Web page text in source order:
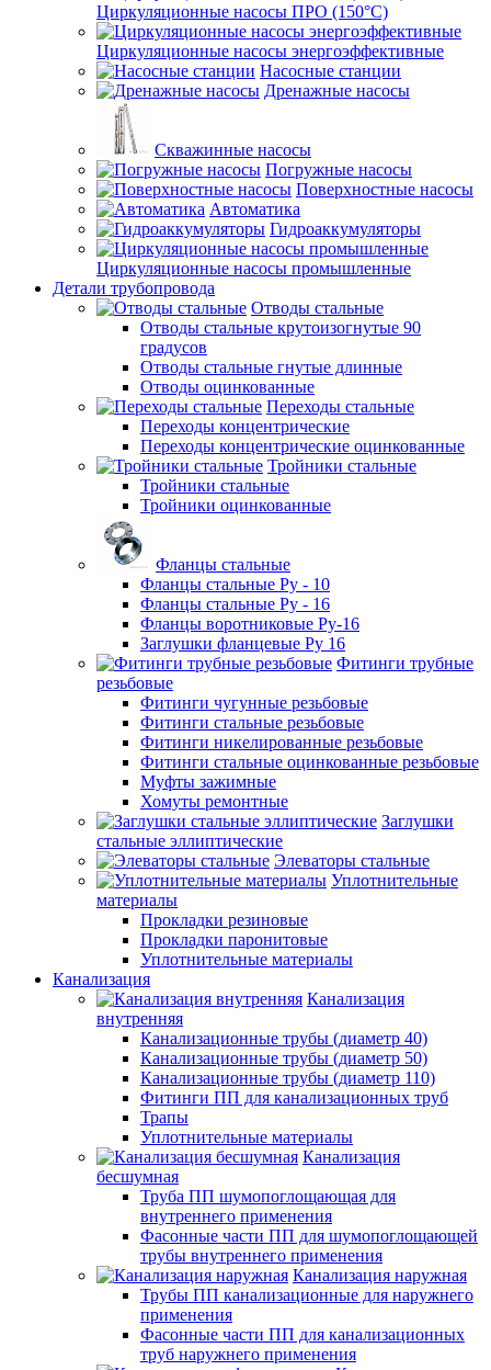
Циркуляционные насосы ПРО (150°C)
Циркуляционные насосы энергоэффективные
Насосные станции
Дренажные насосы
Скважинные насосы
Погружные насосы
Поверхностные насосы
Автоматика
Гидроаккумуляторы
Циркуляционные насосы промышленные
Детали трубопровода
Отводы стальные
Отводы стальные крутоизогнутые 90
градусов
Отводы стальные гнутые длинные
Отводы оцинкованные
Переходы стальные
Переходы концентрические
Переходы концентрические оцинкованные
Тройники стальные
Тройники стальные
Тройники оцинкованные
Фланцы стальные
Фланцы стальные Ру - 10
Фланцы стальные Ру - 16
Фланцы воротниковые Ру-16
Заглушки фланцевые Ру 16
Фитинги трубные
резьбовые
Фитинги чугунные резьбовые
Фитинги стальные резьбовые
Фитинги никелированные резьбовые
Фитинги стальные оцинкованные резьбовые
Муфты зажимные
Хомуты ремонтные
Заглушки
стальные эллиптические
Элеваторы стальные
Уплотнительные
материалы
Прокладки резиновые
Прокладки паронитовые
Уплотнительные материалы
Канализация
Канализация
внутренняя
Канализационные трубы (диаметр 40)
Канализационные трубы (диаметр 50)
Канализационные трубы (диаметр 110)
Фитинги ПП для канализационных труб
Трапы
Уплотнительные материалы
Канализация
бесшумная
Труба ПП шумопоглощающая для
внутреннего применения
Фасонные части ПП для шумопоглощающей
трубы внутреннего применения
Канализация наружная
Трубы ПП канализационные для наружнего
применения
Фасонные части ПП для канализационных
труб наружнего применения